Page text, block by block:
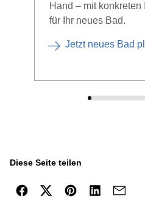
Hand – mit
für Ihr neues Bad.
Jetzt neues Bad
Diese Seite teilen